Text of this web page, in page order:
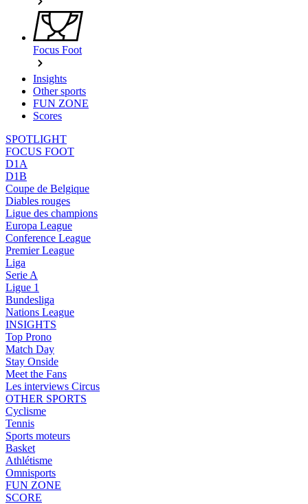
Focus Foot
Insights
Other sports
FUN ZONE
Scores
SPOTLIGHT
FOCUS FOOT
D1A
D1B
Coupe de Belgique
Diables rouges
Ligue des champions
Europa League
Conference League
Premier League
Liga
Serie A
Ligue 1
Bundesliga
Nations League
INSIGHTS
Top Prono
Match Day
Stay Onside
Meet the Fans
Les interviews Circus
OTHER SPORTS
Cyclisme
Tennis
Sports moteurs
Basket
Athlétisme
Omnisports
FUN ZONE
SCORE